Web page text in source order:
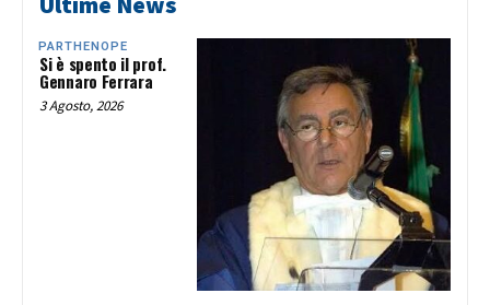
PARTHENOPE
Si è spento il prof.
Gennaro Ferrara
3 Agosto, 2026